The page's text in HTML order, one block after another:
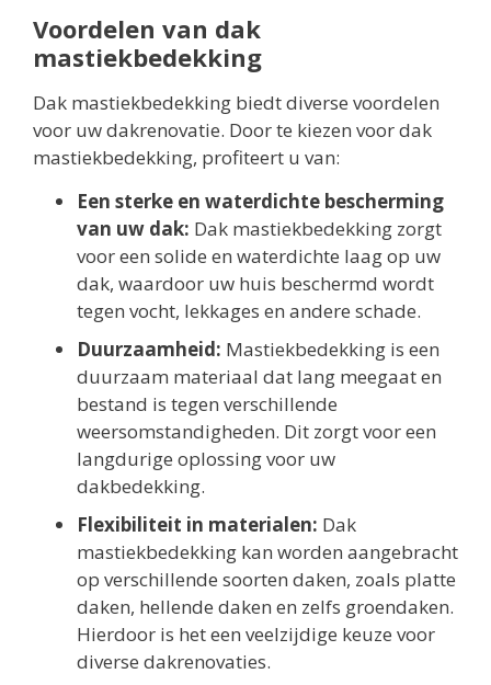
Voordelen van dak
mastiekbedekking
Dak mastiekbedekking biedt diverse voordelen
voor uw dakrenovatie. Door te kiezen voor dak
mastiekbedekking, profiteert u van:
Een sterke en waterdichte bescherming
van uw dak: Dak mastiekbedekking zorgt
voor een solide en waterdichte laag op uw
dak, waardoor uw huis beschermd wordt
tegen vocht, lekkages en andere schade.
Duurzaamheid: Mastiekbedekking is een
duurzaam materiaal dat lang meegaat en
bestand is tegen verschillende
weersomstandigheden. Dit zorgt voor een
langdurige oplossing voor uw
dakbedekking.
Flexibiliteit in materialen: Dak
mastiekbedekking kan worden aangebracht
op verschillende soorten daken, zoals platte
daken, hellende daken en zelfs groendaken.
Hierdoor is het een veelzijdige keuze voor
diverse dakrenovaties.